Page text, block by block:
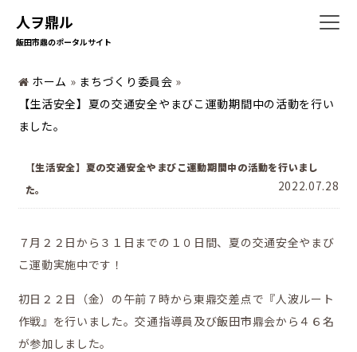
人ヲ鼎ル
飯田市鼎のポータルサイト
ホーム
ホーム » まちづくり委員会 »
【生活安全】夏の交通安全やまびこ運動期間中の活動を行い
ました。
2022.07.28
【生活安全】夏の交通安全やまびこ運動期間中の活動を行いまし
た。
７月２２日から３１日までの１０日間、夏の交通安全やまび
こ運動実施中です！
初日２２日（金）の午前７時から東鼎交差点で『人波ルート
作戦』を行いました。交通指導員及び飯田市鼎会から４６名
が参加しました。